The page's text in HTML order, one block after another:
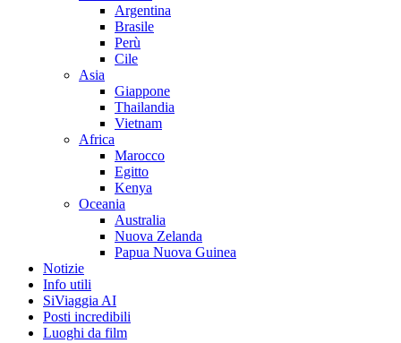
Argentina
Brasile
Perù
Cile
Asia
Giappone
Thailandia
Vietnam
Africa
Marocco
Egitto
Kenya
Oceania
Australia
Nuova Zelanda
Papua Nuova Guinea
Notizie
Info utili
SiViaggia AI
Posti incredibili
Luoghi da film